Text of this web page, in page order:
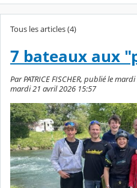
Tous les articles (4)
7 bateaux aux
Par PATRICE FISCHER, publié le
mardi 21 avril 2026 15:57